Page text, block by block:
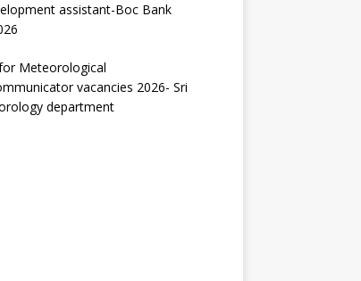
assistant-Boc Bank
Meteorological
vacancies 2026- Sri
department